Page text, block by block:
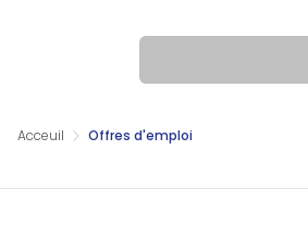
Acceuil Offres d'emploi